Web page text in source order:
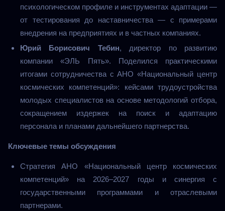
психологическом профиле и инструментах адаптации —
от тестирования до наставничества — с примерами
внедрения на предприятиях и в частных компаниях.
Юрий Борисович Тебин, директор по развитию
компании «ЭЛЬ Пять».
Поделился практическими
итогами сотрудничества с АНО «Национальный центр
космических компетенций»: кейсами трудоустройства
молодых специалистов на основе методологий отбора,
сокращением издержек на поиск и адаптацию
персонала и планами дальнейшего партнерства.
Ключевые темы обсуждения
Стратегия АНО «Национальный центр космических
компетенций» на 2026–2027 годы и синергия с
государственными программами и отраслевыми
партнерами.